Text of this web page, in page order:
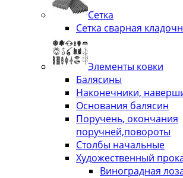
Сетка
Сетка сварная
Элементы ковки
Балясины
Наконечники,
Основания балясин
Поручень, окончания
поручней,повороты
Столбы начальные
Художественный
Виноградная